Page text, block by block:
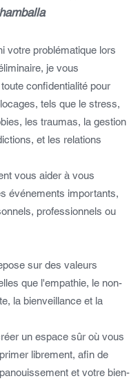
votre problématique lors
je vous
confidentialité pour
tels que le stress,
les traumas, la gestion
et les relations
vous aider à vous
événements importants,
professionnels ou
sur des valeurs
que l'empathie, le non-
la bienveillance et la
un espace sûr où vous
librement, afin de
et votre bien-